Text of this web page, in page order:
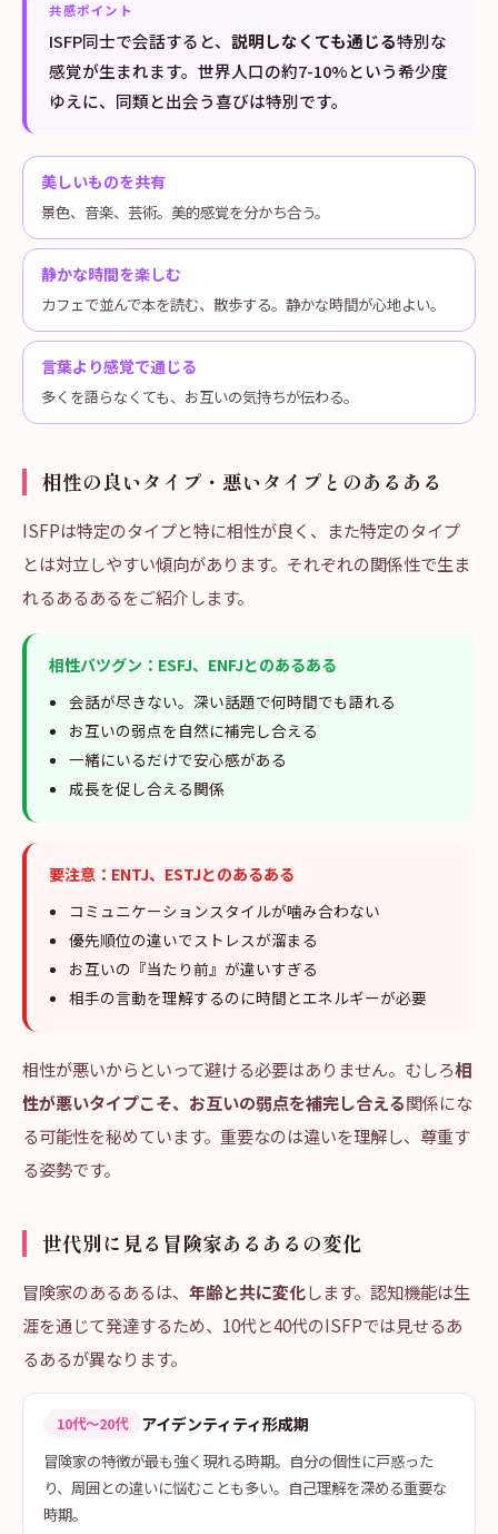
共感ポイント
ISFP同士で会話すると、 説明しなくても通じる特別な
感覚が生まれます。世界人口の約7-10%という希少度
ゆえに、同類と出会う喜びは特別です。
美しいものを共有
景色、音楽、芸術。美的感覚を分かち合う。
静かな時間を楽しむ
カフェで並んで本を読む、散歩する。静かな時間が心地よい。
言葉より感覚で通じる
多くを語らなくても、お互いの気持ちが伝わる。
相性の良いタイプ・悪いタイプとのあるある
ISFPは特定のタイプと特に相性が良く、また特定のタイプ
とは対立しやすい傾向があります。それぞれの関係性で生ま
れるあるあるをご紹介します。
相性バツグン：ESFJ、ENFJとのあるある
会話が尽きない。深い話題で何時間でも語れる
お互いの弱点を自然に補完し合える
一緒にいるだけで安心感がある
成長を促し合える関係
要注意：ENTJ、ESTJとのあるある
コミュニケーションスタイルが噛み合わない
優先順位の違いでストレスが溜まる
お互いの『当たり前』が違いすぎる
相手の言動を理解するのに時間とエネルギーが必要
相性が悪いからといって避ける必要はありません。むしろ相
性が悪いタイプこそ、お互いの弱点を補完し合える関係にな
る可能性を秘めています。重要なのは違いを理解し、尊重す
る姿勢です。
世代別に見る冒険家あるあるの変化
冒険家のあるあるは、 年齢と共に変化します。認知機能は生
涯を通じて発達するため、10代と40代のISFPでは見せるあ
るあるが異なります。
10代〜20代
アイデンティティ形成期
冒険家の特徴が最も強く現れる時期。自分の個性に戸惑った
り、周囲との違いに悩むことも多い。自己理解を深める重要な
時期。